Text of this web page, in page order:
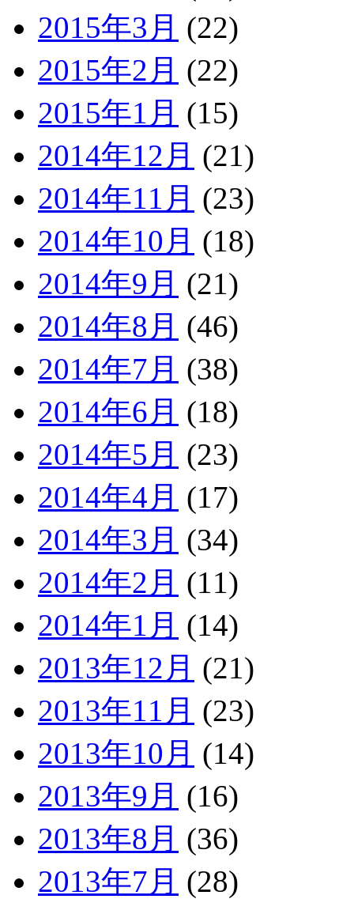
2015年3月 (22)
2015年2月 (22)
2015年1月 (15)
2014年12月 (21)
2014年11月 (23)
2014年10月 (18)
2014年9月 (21)
2014年8月 (46)
2014年7月 (38)
2014年6月 (18)
2014年5月 (23)
2014年4月 (17)
2014年3月 (34)
2014年2月 (11)
2014年1月 (14)
2013年12月 (21)
2013年11月 (23)
2013年10月 (14)
2013年9月 (16)
2013年8月 (36)
2013年7月 (28)